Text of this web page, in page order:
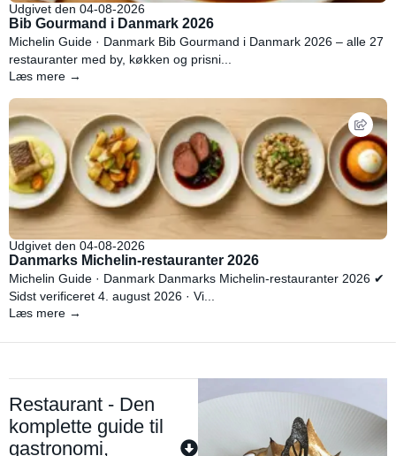
Udgivet den 04-08-2026
Bib Gourmand i Danmark 2026
Michelin Guide · Danmark Bib Gourmand i Danmark 2026 – alle 27
restauranter med by, køkken og prisni...
Læs mere →
Udgivet den 04-08-2026
Danmarks Michelin-restauranter 2026
Michelin Guide · Danmark Danmarks Michelin-restauranter 2026 ✔
Sidst verificeret 4. august 2026 · Vi...
Læs mere →
Restaurant - Den
komplette guide til
gastronomi,